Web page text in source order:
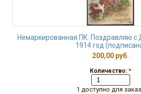
Немаркированная ПК. Поздравляю с
1914 год
200,00 руб.
Количество: *
1 доступно для